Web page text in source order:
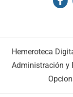
Hemeroteca
Administración y